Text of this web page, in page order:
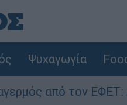
Ψυχαγωγία
τον ΕΦΕΤ: